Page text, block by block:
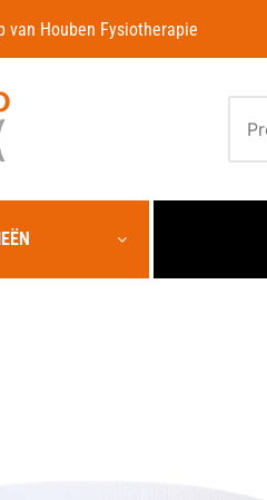
van Houben Fysiotherapie